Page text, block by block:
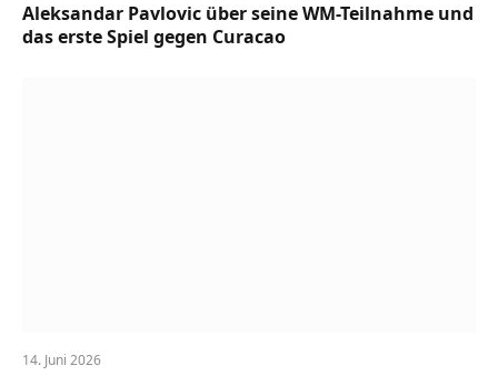
Aleksandar Pavlovic über seine WM-Teilnahme und
das erste Spiel gegen Curacao
14. Juni 2026